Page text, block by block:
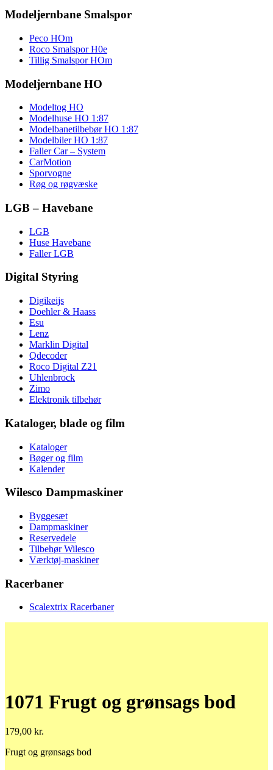
Modeljernbane Smalspor
Peco HOm
Roco Smalspor H0e
Tillig Smalspor HOm
Modeljernbane HO
Modeltog HO
Modelhuse HO 1:87
Modelbanetilbebør HO 1:87
Modelbiler HO 1:87
Faller Car – System
CarMotion
Sporvogne
Røg og røgvæske
LGB – Havebane
LGB
Huse Havebane
Faller LGB
Digital Styring
Digikeijs
Doehler & Haass
Esu
Lenz
Marklin Digital
Qdecoder
Roco Digital Z21
Uhlenbrock
Zimo
Elektronik tilbehør
Kataloger, blade og film
Kataloger
Bøger og film
Kalender
Wilesco Dampmaskiner
Byggesæt
Dampmaskiner
Reservedele
Tilbehør Wilesco
Værktøj-maskiner
Racerbaner
Scalextrix Racerbaner
1071 Frugt og grønsags bod
179,00 kr.
Frugt og grønsags bod